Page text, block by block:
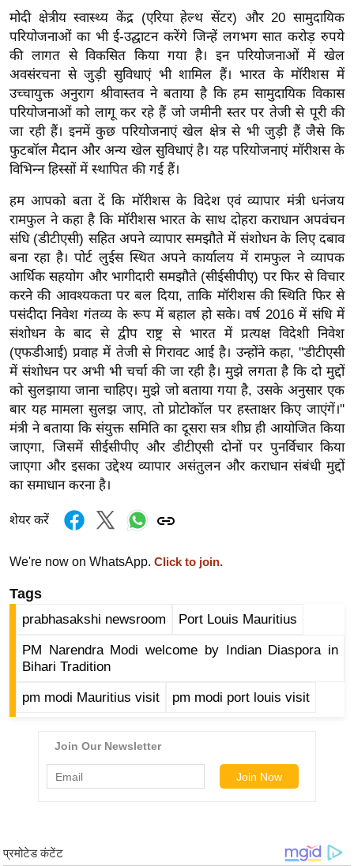
न
ज
ग
त
बॉ
ली
वु
ड
ली
वु
ड
फि
ल्म
स
मी
क्षा
B
r
e
a
k
i
g
e
s
ला
इ
फ
इ
टी
मोदी क्षेत्रीय स्वास्थ्य केंद्र (एरिया हेल्थ सेंटर) और 20 सामुदायिक
परियोजनाओं का भी ई-उद्घाटन करेंगे जिन्हें लगभग सात करोड़ रुपये
की लागत से विकसित किया गया है। इन परियोजनाओं में खेल
अवसंरचना से जुड़ी सुविधाएं भी शामिल हैं। भारत के मॉरीशस में
उच्चायुक्त अनुराग श्रीवास्तव ने बताया है कि हम सामुदायिक विकास
परियोजनाओं को लागू कर रहे हैं जो जमीनी स्तर पर तेजी से पूरी की
जा रही हैं। इनमें कुछ परियोजनाएं खेल क्षेत्र से भी जुड़ी हैं जैसे कि
फुटबॉल मैदान और अन्य खेल सुविधाएं है। यह परियोजनाएं मॉरीशस के
विभिन्न हिस्सों में स्थापित की गई हैं।
हम आपको बता दें कि मॉरीशस के विदेश एवं व्यापार मंत्री धनंजय
रामफुल ने कहा है कि मॉरीशस भारत के साथ दोहरा कराधान अपवंचन
संधि (डीटीएसी) सहित अपने व्यापार समझौते में संशोधन के लिए दबाव
बना रहा है। पोर्ट लुईस स्थित अपने कार्यालय में रामफुल ने व्यापक
आर्थिक सहयोग और भागीदारी समझौते (सीईसीपीए) पर फिर से विचार
करने की आवश्यकता पर बल दिया, ताकि मॉरीशस की स्थिति फिर से
पसंदीदा निवेश गंतव्य के रूप में बहाल हो सके। वर्ष 2016 में संधि में
संशोधन के बाद से द्वीप राष्ट्र से भारत में प्रत्यक्ष विदेशी निवेश
(एफडीआई) प्रवाह में तेजी से गिरावट आई है। उन्होंने कहा, ''डीटीएसी
में संशोधन पर अभी भी चर्चा की जा रही है। मुझे लगता है कि दो मुद्दों
को सुलझाया जाना चाहिए। मुझे जो बताया गया है, उसके अनुसार एक
बार यह मामला सुलझ जाए, तो प्रोटोकॉल पर हस्ताक्षर किए जाएंगें।''
मंत्री ने बताया कि संयुक्त समिति का दूसरा सत्र शीघ्र ही आयोजित किया
जाएगा, जिसमें सीईसीपीए और डीटीएसी दोनों पर पुनर्विचार किया
जाएगा और इसका उद्देश्य व्यापार असंतुलन और कराधान संबंधी मुद्दों
का समाधान करना है।
शेयर करें
We're now on WhatsApp. Click to join.
Tags
prabhasakshi newsroom Port Louis Mauritius
PM Narendra Modi welcome by Indian Diaspora in
Bihari Tradition
pm modi Mauritius visit pm modi port louis visit